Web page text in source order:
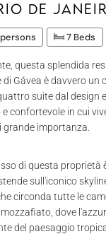
de
7 Beds
questa splendida
Gávea è davvero un
suite dal design
confortevole in cui
importanza.
di questa proprietà
sull'iconico
circonda tutte le
dove
del paesaggio